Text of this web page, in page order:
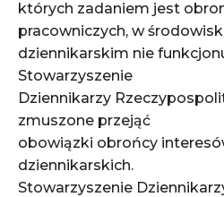
których zadaniem jest
pracowniczych, w
dziennikarskim nie
Stowarzyszenie
Dziennikarzy
zmuszone przejąć
obowiązki obrońcy
dziennikarskich.
Stowarzyszenie